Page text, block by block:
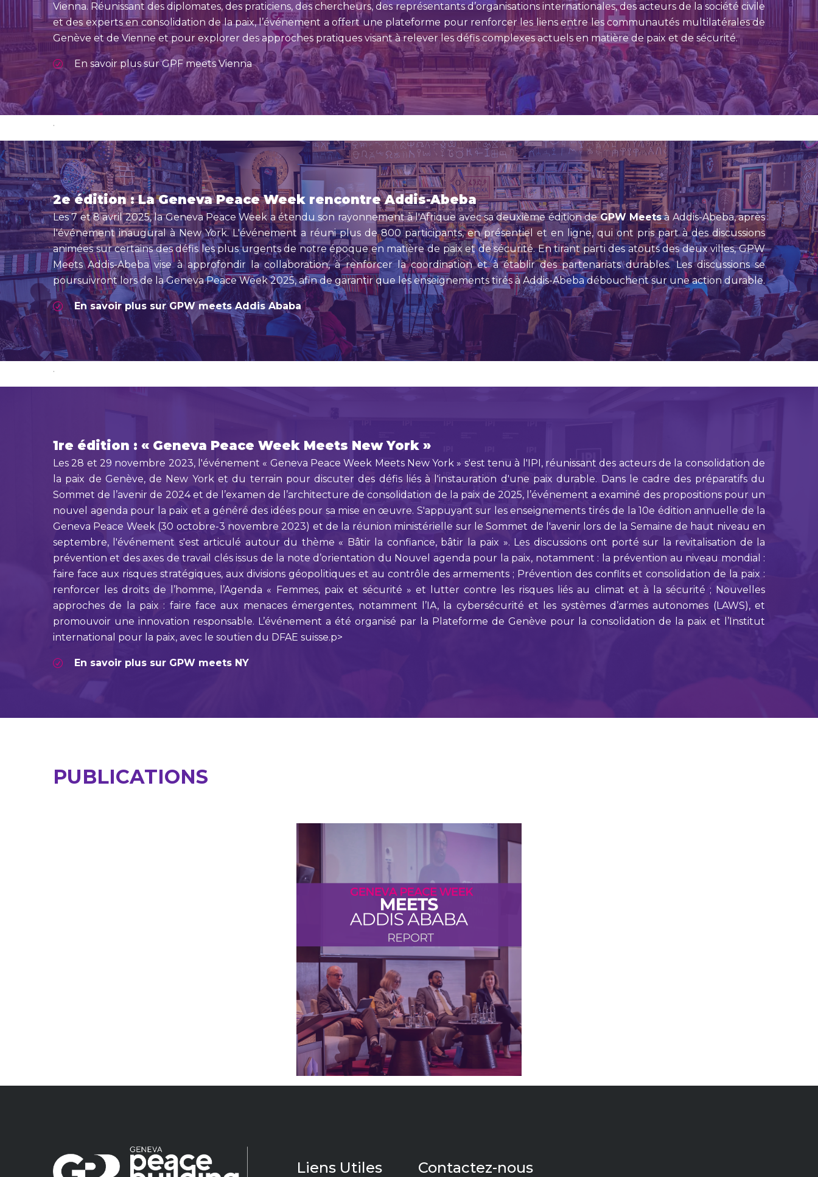
Vienna. Réunissant des diplomates, des praticiens, des chercheurs, des représentants d’organisations internationales, des acteurs de la société civile
et des experts en consolidation de la paix, l’événement a offert une plateforme pour renforcer les liens entre les communautés multilatérales de
Genève et de Vienne et pour explorer des approches pratiques visant à relever les défis complexes actuels en matière de paix et de sécurité.
En savoir plus sur GPF meets Vienna
.
2e édition : La Geneva Peace Week rencontre Addis-Abeba
Les 7 et 8 avril 2025, la Geneva Peace Week a étendu son rayonnement à l'Afrique avec sa deuxième édition deGPW Meetsà Addis-Abeba, après
l'événement inaugural à New York. L'événement a réuni plus de 800 participants, en présentiel et en ligne, qui ont pris part à des discussions
animées sur certains des défis les plus urgents de notre époque en matière de paix et de sécurité. En tirant parti des atouts des deux villes, GPW
Meets Addis-Abeba vise à approfondir la collaboration, à renforcer la coordination et à établir des partenariats durables. Les discussions se
poursuivront lors de la Geneva Peace Week 2025, afin de garantir que les enseignements tirés à Addis-Abeba débouchent sur une action durable.
En savoir plus sur GPW meets Addis Ababa
.
1re édition : « Geneva Peace Week Meets New York »
Les 28 et 29 novembre 2023, l'événement « Geneva Peace Week Meets New York » s'est tenu à l'IPI, réunissant des acteurs de la consolidation de
la paix de Genève, de New York et du terrain pour discuter des défis liés à l'instauration d'une paix durable. Dans le cadre des préparatifs du
Sommet de l’avenir de 2024 et de l’examen de l’architecture de consolidation de la paix de 2025, l’événement a examiné des propositions pour un
nouvel agenda pour la paix et a généré des idées pour sa mise en œuvre. S'appuyant sur les enseignements tirés de la 10e édition annuelle de la
Geneva Peace Week (30 octobre-3 novembre 2023) et de la réunion ministérielle sur le Sommet de l'avenir lors de la Semaine de haut niveau en
septembre, l'événement s'est articulé autour du thème « Bâtir la confiance, bâtir la paix ». Les discussions ont porté sur la revitalisation de la
prévention et des axes de travail clés issus de la note d’orientation du Nouvel agenda pour la paix, notamment : la prévention au niveau mondial :
faire face aux risques stratégiques, aux divisions géopolitiques et au contrôle des armements ; Prévention des conflits et consolidation de la paix :
renforcer les droits de l’homme, l’Agenda « Femmes, paix et sécurité » et lutter contre les risques liés au climat et à la sécurité ; Nouvelles
approches de la paix : faire face aux menaces émergentes, notamment l’IA, la cybersécurité et les systèmes d’armes autonomes (LAWS), et
promouvoir une innovation responsable. L’événement a été organisé par la Plateforme de Genève pour la consolidation de la paix et l’Institut
international pour la paix, avec le soutien du DFAE suisse.p>
En savoir plus sur GPW meets NY
PUBLICATIONS
Liens Utiles Contactez-nous